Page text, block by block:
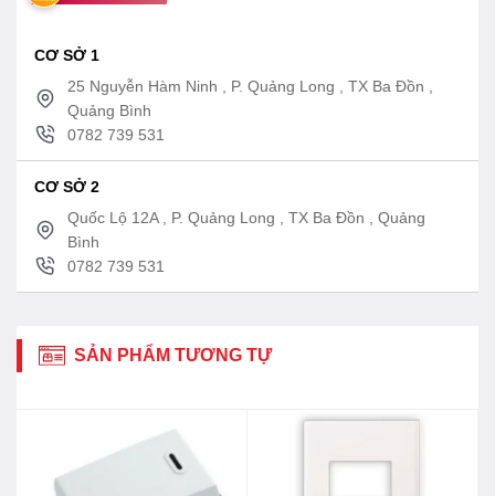
CƠ SỞ 1
25 Nguyễn Hàm Ninh , P. Quảng Long , TX Ba Đồn ,
Quảng Bình
0782 739 531
CƠ SỞ 2
Quốc Lộ 12A , P. Quảng Long , TX Ba Đồn , Quảng
Bình
0782 739 531
SẢN PHẨM TƯƠNG TỰ